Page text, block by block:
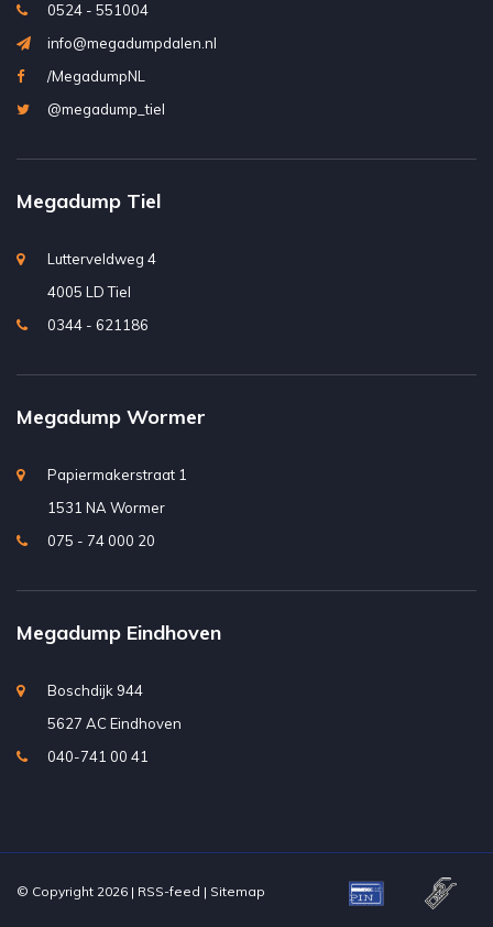
0524 - 551004
info@megadumpdalen.nl
/MegadumpNL
@megadump_tiel
Megadump Tiel
Lutterveldweg 4
4005 LD Tiel
0344 - 621186
Megadump Wormer
Papiermakerstraat 1
1531 NA Wormer
075 - 74 000 20
Megadump Eindhoven
Boschdijk 944
5627 AC Eindhoven
040-741 00 41
© Copyright 2026 | RSS-feed | Sitemap